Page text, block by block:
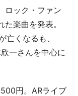
ロック・ファン
楽曲を発表。
亡くなるも、
一さんを中心に
円。ARライブ